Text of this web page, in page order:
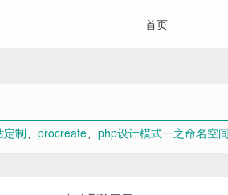
首页
定制、 procreate、 php设计模式一之命名空